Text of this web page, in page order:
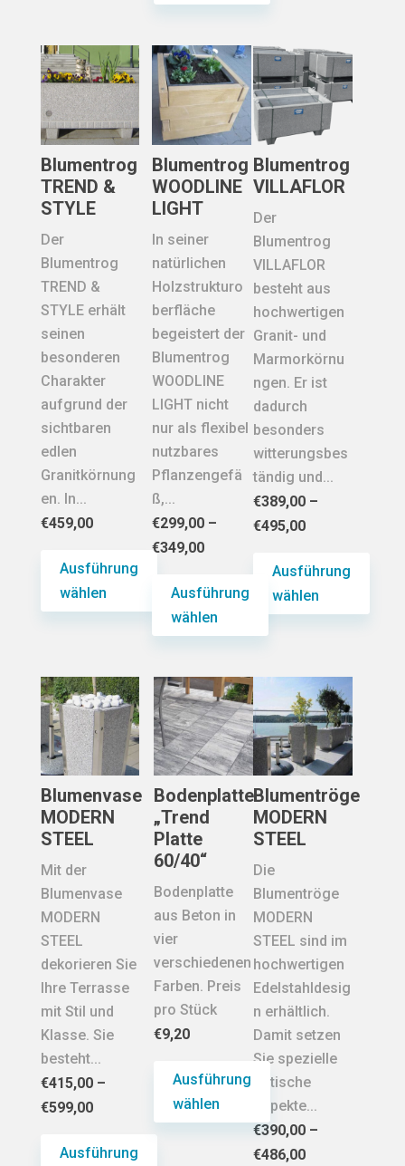
Varianten
Die
Optionen
können
auf
der
mehrere
Varianten
auf.
Die
Optionen
können
auf
der
Produktseite
gewählt
werden
weist
mehrere
Varianten
auf.
Die
Optionen
können
Blumentrog
TREND &
STYLE
Der
Blumentrog
TREND &
STYLE erhält
seinen
besonderen
Charakter
aufgrund der
sichtbaren
edlen
Granitkörnung
en. In...
€459,00
Ausführung
wählen
mehrere
Varianten
auf.
Die
Optionen
können
auf
Produktseite
gewählt
werden
Blumentrog
VILLAFLOR
Der
Blumentrog
VILLAFLOR
besteht aus
hochwertigen
Granit- und
Marmorkörnu
ngen. Er ist
dadurch
besonders
witterungsbes
tändig und...
€389,00–
€495,00
Ausführung
wählen
mehrere
Varianten
auf.
Die
Optionen
können
auf
der
Produktseite
gewählt
werden
Blumentrog
WOODLINE
LIGHT
In seiner
natürlichen
Holzstrukturo
berfläche
begeistert der
Blumentrog
WOODLINE
LIGHT nicht
nur als flexibel
nutzbares
Pflanzengefä
ß,...
€299,00 –
€349,00
Ausführung
wählen
weist
mehrere
Varianten
auf.
Die
Optionen
können
auf
der
Produktseite
gewählt
werden
Blumentröge
MODERN
STEEL
Die
Blumentröge
MODERN
STEEL sind im
hochwertigen
Edelstahldesig
n erhältlich.
Damit setzen
Sie spezielle
optische
Aspekte...
€390,00–
€486,00
Blumenvase
MODERN
STEEL
Mit der
Blumenvase
MODERN
STEEL
dekorieren Sie
Ihre Terrasse
mit Stil und
Klasse. Sie
besteht...
€415,00–
€599,00
Ausführung
Bodenplatte
„Trend
Platte
60/40“
Bodenplatte
aus Beton in
vier
verschiedenen
Farben. Preis
pro Stück
€9,20
Ausführung
wählen